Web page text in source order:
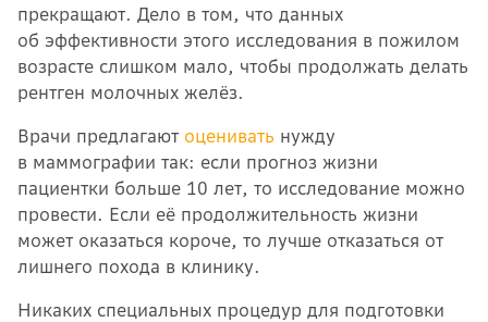
прекращают. Дело в том, что данных
об эффективности этого исследования в пожилом
возрасте слишком мало, чтобы продолжать делать
рентген молочных желёз.
Врачи предлагают оценивать нужду
в маммографии так: если прогноз жизни
пациентки больше 10 лет, то исследование можно
провести. Если её продолжительность жизни
может оказаться короче, то лучше отказаться от
лишнего похода в клинику.
Никаких специальных процедур для подготовки